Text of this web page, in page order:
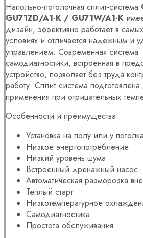
Напольно-потолочная сплит-система
GU71ZD/A1-K / GU71W/A1-K
дизайн, эффективно работает в
условиях и отличается надежным и
управлением. Современная система
самодиагностики, встроенная в
устройство, позволяет без труда
работу. Сплит-система
применения при отрицательных
Особенности и преимущества:
Установка на полу или у потолка
Низкое энергопотребление
Низкий уровень шума
Встроенный дренажный насос
Автоматическая разморозка
Теплый старт
Низкотемпературное
Самодиагностика
Простота обслуживания